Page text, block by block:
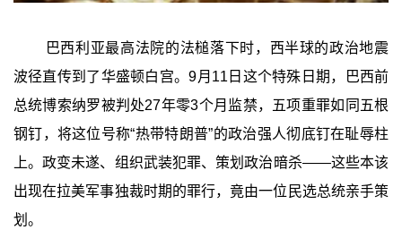
巴西利亚最高法院的法槌落下时，西半球的政治地震
波径直传到了华盛顿白宫。9月11日这个特殊日期，巴西前
总统博索纳罗被判处27年零3个月监禁，五项重罪如同五根
钢钉，将这位号称“热带特朗普”的政治强人彻底钉在耻辱柱
上。政变未遂、组织武装犯罪、策划政治暗杀——这些本该
出现在拉美军事独裁时期的罪行，竟由一位民选总统亲手策
划。